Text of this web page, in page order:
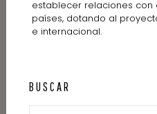
establecer relaciones con
países, dotando al
e internacional.
BUSCAR